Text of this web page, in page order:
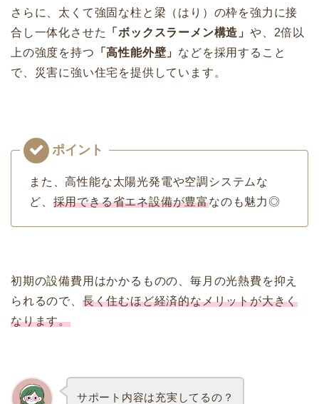
さらに、太くて強固な柱と梁（はり）の枠を強力に接
合し一体化させた
「ボックスラーメン構造」や、2倍以
上の強度を持つ 「高性能外壁」 などを採用すること
で、災害に強い住宅を提供しています。
また、高性能な太陽光発電や空調システムな
ど、 採用できる省エネ設備が豊富なのも魅力◎
初期の設備費用はかかるものの、毎月の光熱費を抑え
られるので、 長く住むほど経済的なメリットが大きく
なります。
サポート内容は充実してるの？